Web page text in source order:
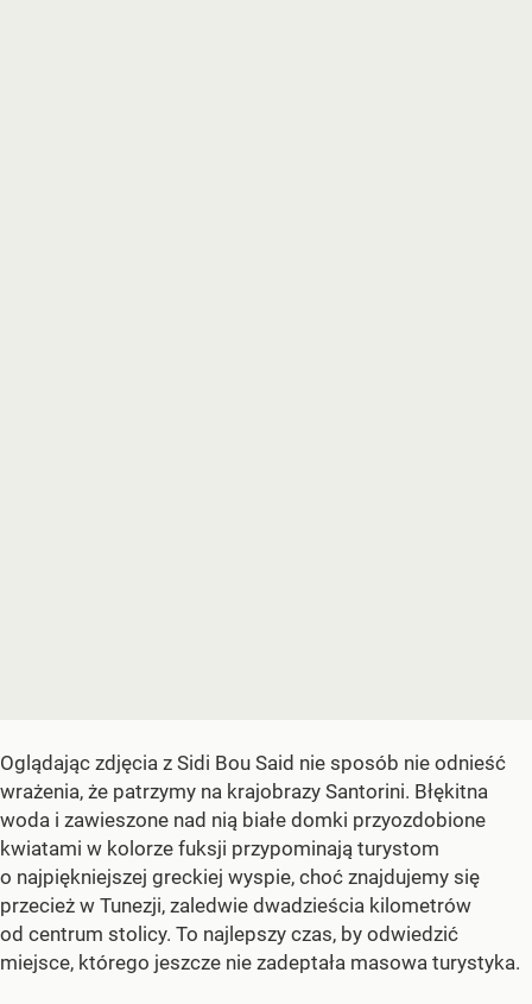
Oglądając zdjęcia z Sidi Bou Said nie sposób nie odnieść
wrażenia, że patrzymy na krajobrazy Santorini. Błękitna
woda i zawieszone nad nią białe domki przyozdobione
kwiatami w kolorze fuksji przypominają turystom
o najpiękniejszej greckiej wyspie, choć znajdujemy się
przecież w Tunezji, zaledwie dwadzieścia kilometrów
od centrum stolicy. To najlepszy czas, by odwiedzić
miejsce, którego jeszcze nie zadeptała masowa turystyka.